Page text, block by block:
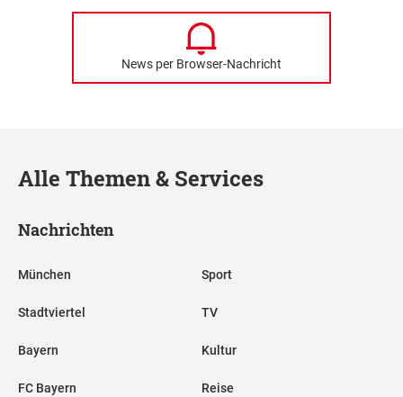
News per Browser-Nachricht
Alle Themen & Services
Nachrichten
München
Stadtviertel
Bayern
FC Bayern
Sport
TV
Kultur
Reise